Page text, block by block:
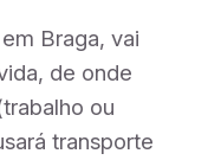
Braga, vai
de onde
ou
transporte